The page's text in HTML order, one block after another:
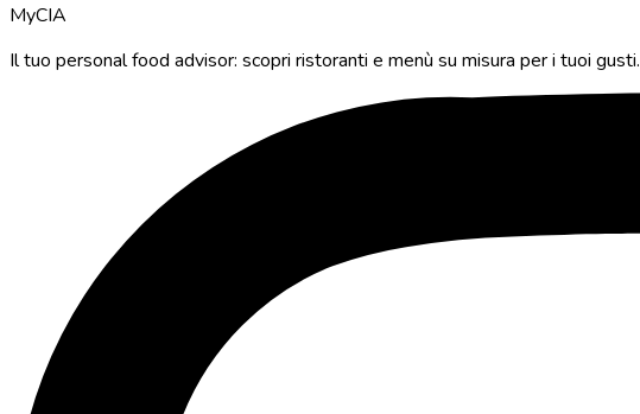
MyCIA
Il tuo personal food advisor: scopri ristoranti e menù su misura per i tuoi gusti.